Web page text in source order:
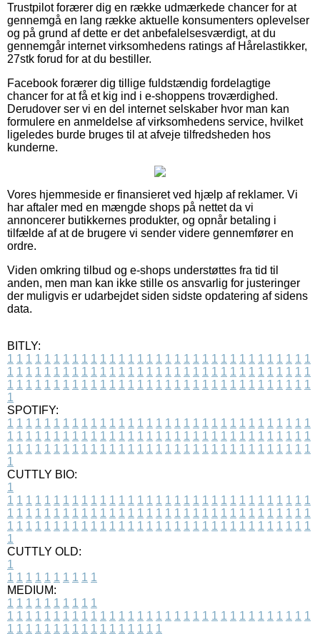
Trustpilot forærer dig en række udmærkede chancer for at
gennemgå en lang række aktuelle konsumenters oplevelser
og på grund af dette er det anbefalelsesværdigt, at du
gennemgår internet virksomhedens ratings af Hårelastikker,
27stk forud for at du bestiller.
Facebook forærer dig tillige fuldstændig fordelagtige
chancer for at få et kig ind i e-shoppens troværdighed.
Derudover ser vi en del internet selskaber hvor man kan
formulere en anmeldelse af virksomhedens service, hvilket
ligeledes burde bruges til at afveje tilfredsheden hos
kunderne.
Vores hjemmeside er finansieret ved hjælp af reklamer. Vi
har aftaler med en mængde shops på nettet da vi
annoncerer butikkernes produkter, og opnår betaling i
tilfælde af at de brugere vi sender videre gennemfører en
ordre.
Viden omkring tilbud og e-shops understøttes fra tid til
anden, men man kan ikke stille os ansvarlig for justeringer
der muligvis er udarbejdet siden sidste opdatering af sidens
data.
BITLY:
1 1 1 1 1 1 1 1 1 1 1 1 1 1 1 1 1 1 1 1 1 1 1 1 1 1 1 1 1 1 1 1 1
1 1 1 1 1 1 1 1 1 1 1 1 1 1 1 1 1 1 1 1 1 1 1 1 1 1 1 1 1 1 1 1 1
1 1 1 1 1 1 1 1 1 1 1 1 1 1 1 1 1 1 1 1 1 1 1 1 1 1 1 1 1 1 1 1 1
1
SPOTIFY:
1 1 1 1 1 1 1 1 1 1 1 1 1 1 1 1 1 1 1 1 1 1 1 1 1 1 1 1 1 1 1 1 1
1 1 1 1 1 1 1 1 1 1 1 1 1 1 1 1 1 1 1 1 1 1 1 1 1 1 1 1 1 1 1 1 1
1 1 1 1 1 1 1 1 1 1 1 1 1 1 1 1 1 1 1 1 1 1 1 1 1 1 1 1 1 1 1 1 1
1
CUTTLY BIO:
1
1 1 1 1 1 1 1 1 1 1 1 1 1 1 1 1 1 1 1 1 1 1 1 1 1 1 1 1 1 1 1 1 1
1 1 1 1 1 1 1 1 1 1 1 1 1 1 1 1 1 1 1 1 1 1 1 1 1 1 1 1 1 1 1 1 1
1 1 1 1 1 1 1 1 1 1 1 1 1 1 1 1 1 1 1 1 1 1 1 1 1 1 1 1 1 1 1 1 1
1
CUTTLY OLD:
1
1 1 1 1 1 1 1 1 1 1
MEDIUM:
1 1 1 1 1 1 1 1 1 1
1 1 1 1 1 1 1 1 1 1 1 1 1 1 1 1 1 1 1 1 1 1 1 1 1 1 1 1 1 1 1 1 1
1 1 1 1 1 1 1 1 1 1 1 1 1 1 1 1 1